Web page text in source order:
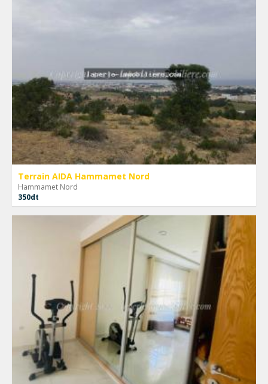
Terrain AIDA Hammamet Nord
Hammamet Nord
350dt